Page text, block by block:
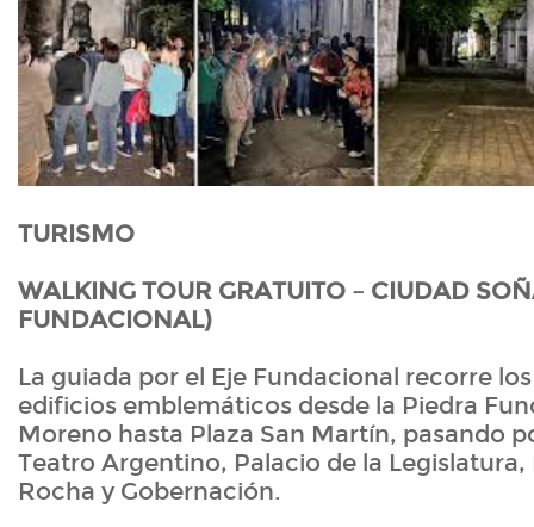
TURISMO
WALKING TOUR GRATUITO – CIUDAD
FUNDACIONAL)
La guiada por el Eje Fundacional recorre
edificios emblemáticos desde la Piedra
Moreno hasta Plaza San Martín, pasando
Teatro Argentino, Palacio de la Legislatura,
Rocha y Gobernación.